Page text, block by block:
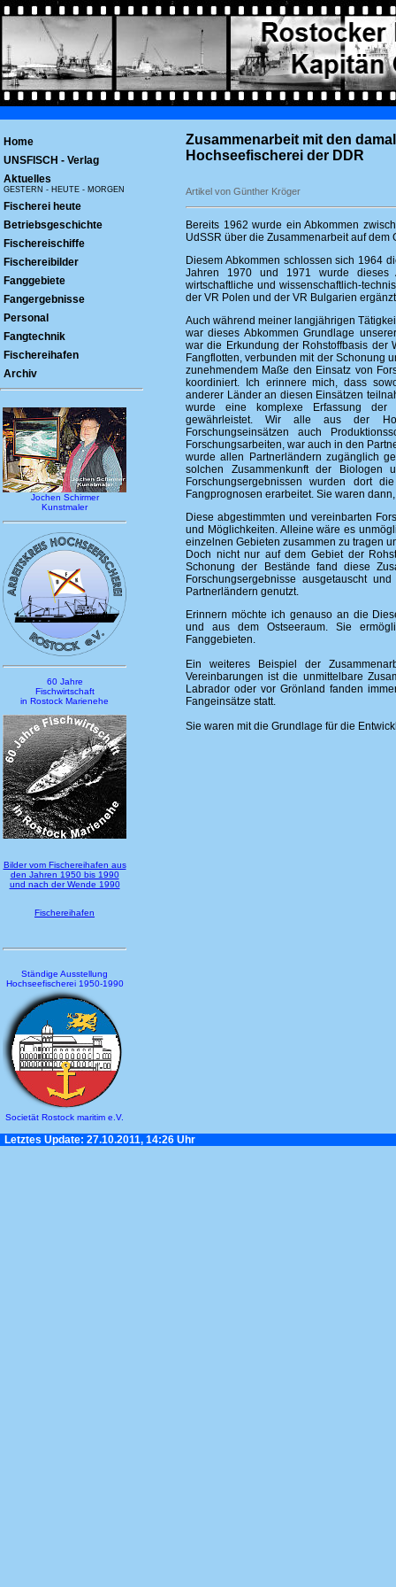
Home
UNSFISCH - Verlag
Aktuelles
GESTERN - HEUTE - MORGEN
Fischerei heute
Betriebsgeschichte
Fischereischiffe
Fischereibilder
Fanggebiete
Fangergebnisse
Personal
Fangtechnik
Fischereihafen
Archiv
Jochen Schirmer
Kunstmaler
60 Jahre
Fischwirtschaft
in Rostock Marienehe
Bilder vom Fischereihafen aus
den Jahren 1950 bis 1990
und nach der Wende 1990
Fischereihafen
Ständige Ausstellung
Hochseefischerei 1950-1990
Societät Rostock maritim e.V.
Zusammenarbeit mit den
Hochseefischerei der DDR
Artikel von Günther Kröger
Bereits 1962 wurde ein Abkommen
UdSSR über die Zusammenarbeit auf dem
Diesem Abkommen schlossen sich 1964
Jahren 1970 und 1971 wurde dieses
wirtschaftliche und wissenschaftlich-
der VR Polen und der VR Bulgarien
Auch während meiner langjährigen
war dieses Abkommen Grundlage
war die Erkundung der Rohstoffbasis der
Fangflotten, verbunden mit der Schonung
zunehmendem Maße den Einsatz von
koordiniert. Ich erinnere mich, dass
anderer Länder an diesen Einsätzen
wurde eine komplexe Erfassung der
gewährleistet. Wir alle aus der
Forschungseinsätzen auch
Forschungsarbeiten, war auch in den
wurde allen Partnerländern zugänglich
solchen Zusammenkunft der Biologen
Forschungsergebnissen wurden dort
Fangprognosen erarbeitet. Sie waren
Diese abgestimmten und vereinbarten
und Möglichkeiten. Alleine wäre es
einzelnen Gebieten zusammen zu tragen
Doch nicht nur auf dem Gebiet der
Schonung der Bestände fand diese
Forschungsergebnisse ausgetauscht
Partnerländern genutzt.
Erinnern möchte ich genauso an die
und aus dem Ostseeraum. Sie
Fanggebieten.
Ein weiteres Beispiel der
Vereinbarungen ist die unmittelbare
Labrador oder vor Grönland fanden
Fangeinsätze statt.
Sie waren mit die Grundlage für die
Letztes Update: 27.10.2011, 14:26 Uhr